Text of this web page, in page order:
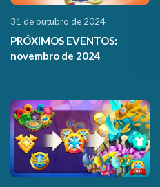
31 de outubro de 2024
PRÓXIMOS EVENTOS:
novembro de 2024